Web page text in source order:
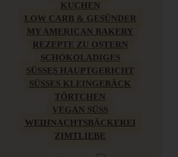
KUCHEN
LOW CARB & GESÜNDER
MY AMERICAN BAKERY
REZEPTE ZU OSTERN
SCHOKOLADIGES
SÜSSES HAUPTGERICHT
SÜSSES KLEINGEBÄCK
TÖRTCHEN
VEGAN SÜSS
WEIHNACHTSBÄCKEREI
ZIMTLIEBE